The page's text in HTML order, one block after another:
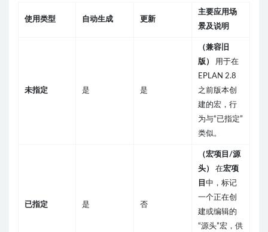
使用类型 自动生成 更新
主要应用场
景及说明
未指定 是 是
（兼容旧
版）
用于在
EPLAN 2.8
之前版本创
建的宏，行
为与“已指定”
类似。
已指定 是 否
（宏项目/源
头）
在宏项
目 中，标记
一个正在创
建或编辑的
“源头”宏，供